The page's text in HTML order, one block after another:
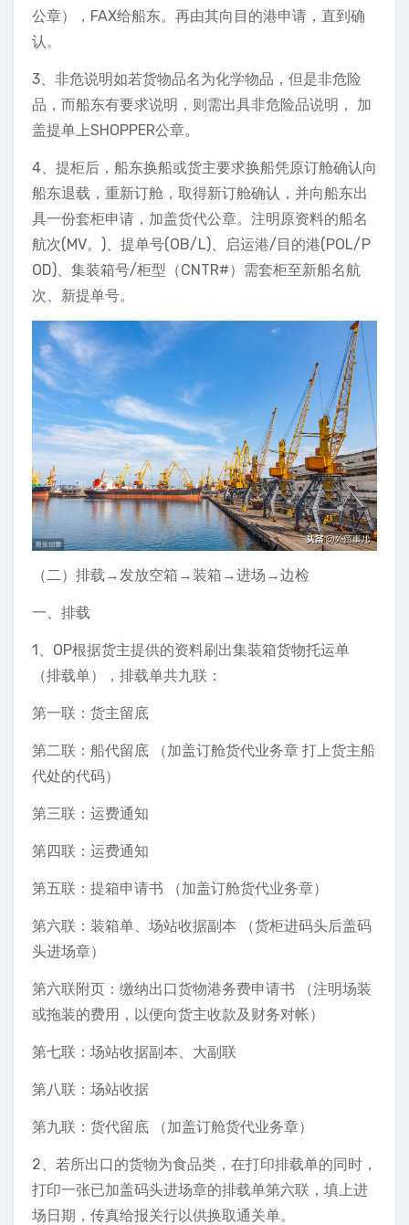
公章），FAX给船东。再由其向目的港申请，直到确
认。
3、非危说明如若货物品名为化学物品，但是非危险
品，而船东有要求说明，则需出具非危险品说明， 加
盖提单上SHOPPER公章。
4、提柜后，船东换船或货主要求换船凭原订舱确认向
船东退载，重新订舱，取得新订舱确认，并向船东出
具一份套柜申请，加盖货代公章。注明原资料的船名
航次(MV。)、提单号(OB/L)、启运港/目的港(POL/P
OD)、集装箱号/柜型（CNTR#）需套柜至新船名航
次、新提单号。
（二）排载→发放空箱→装箱→进场→边检
一、排载
1、OP根据货主提供的资料刷出集装箱货物托运单
（排载单），排载单共九联：
第一联：货主留底
第二联：船代留底 （加盖订舱货代业务章 打上货主船
代处的代码）
第三联：运费通知
第四联：运费通知
第五联：提箱申请书 （加盖订舱货代业务章）
第六联：装箱单、场站收据副本 （货柜进码头后盖码
头进场章）
第六联附页：缴纳出口货物港务费申请书 （注明场装
或拖装的费用，以便向货主收款及财务对帐）
第七联：场站收据副本、大副联
第八联：场站收据
第九联：货代留底 （加盖订舱货代业务章）
2、若所出口的货物为食品类，在打印排载单的同时，
打印一张已加盖码头进场章的排载单第六联，填上进
场日期，传真给报关行以供换取通关单。